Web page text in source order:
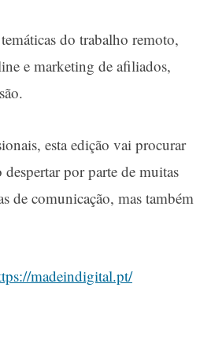
do trabalho remoto,
e marketing de afiliados,
esta edição vai procurar
por parte de muitas
de comunicação, mas também
madeindigital.pt/